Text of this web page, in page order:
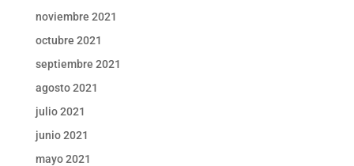
noviembre 2021
octubre 2021
septiembre 2021
agosto 2021
julio 2021
junio 2021
mayo 2021